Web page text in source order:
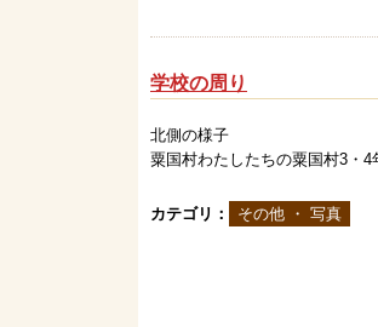
学校の周り
北側の様子
粟国村わたしたちの粟国村3・4
カテゴリ： その他 ・ 写真